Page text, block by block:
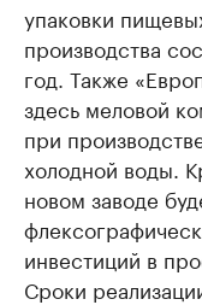
упаковки
производства
год. Также
здесь меловой
при
холодной воды.
новом заводе
инвестиций в
Сроки